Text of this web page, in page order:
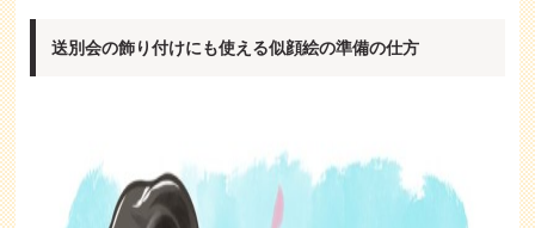
送別会の飾り付けにも使える似顔絵の準備の仕方